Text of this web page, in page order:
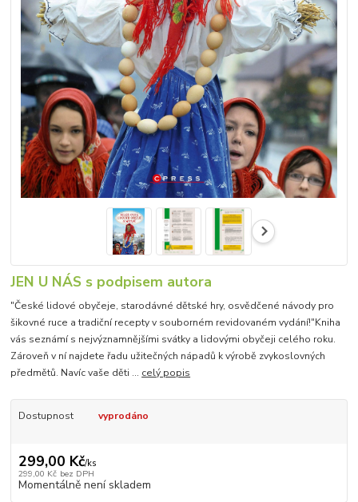
JEN U NÁS s podpisem autora
"České lidové obyčeje, starodávné dětské hry, osvědčené návody pro
šikovné ruce a tradiční recepty v souborném revidovaném vydání!"Kniha
vás seznámí s nejvýznamnějšími svátky a lidovými obyčeji celého roku.
Zároveň v ní najdete řadu užitečných nápadů k výrobě zvykoslovných
předmětů. Navíc vaše děti ... celý popis
Dostupnost vyprodáno
299,00 Kč/ks
299,00 Kč bez DPH
Momentálně není skladem